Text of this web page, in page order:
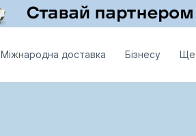
Міжнародна доставка Бізнесу Ще